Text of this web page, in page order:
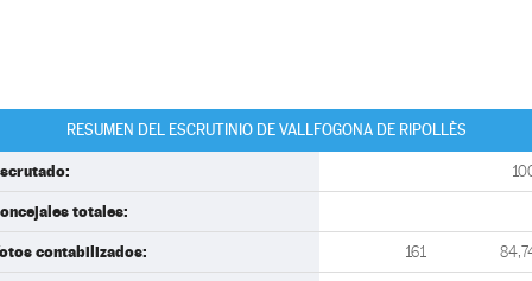
RESUMEN DEL ESCRUTINIO DE VALLFOGONA DE RIPOLLÈS
totales:
contabilizados: 161